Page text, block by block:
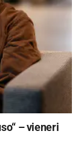
bei
rinktis
– vieneri